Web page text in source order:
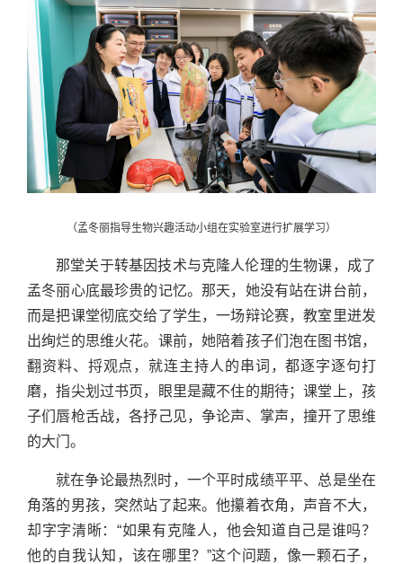
（孟冬丽指导生物兴趣活动小组在实验室进行扩展学习）
那堂关于转基因技术与克隆人伦理的生物课，成了
孟冬丽心底最珍贵的记忆。那天，她没有站在讲台前，
而是把课堂彻底交给了学生，一场辩论赛，教室里迸发
出绚烂的思维火花。课前，她陪着孩子们泡在图书馆，
翻资料、捋观点，就连主持人的串词，都逐字逐句打
磨，指尖划过书页，眼里是藏不住的期待；课堂上，孩
子们唇枪舌战，各抒己见，争论声、掌声，撞开了思维
的大门。
就在争论最热烈时，一个平时成绩平平、总是坐在
角落的男孩，突然站了起来。他攥着衣角，声音不大，
却字字清晰：“如果有克隆人，他会知道自己是谁吗？
他的自我认知，该在哪里？”这个问题，像一颗石子，